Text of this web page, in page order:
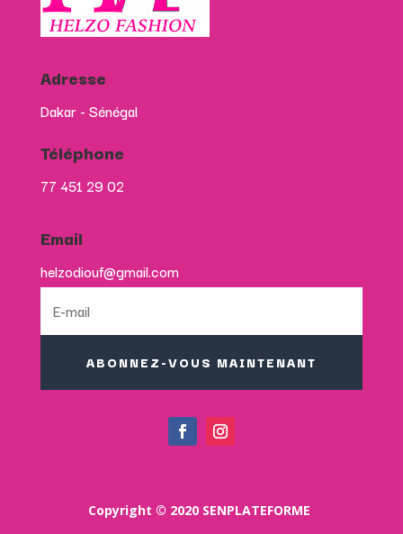
Adresse
Dakar - Sénégal
Téléphone
77 451 29 02
Email
helzodiouf@gmail.com
ABONNEZ-VOUS MAINTENANT
Copyright © 2020 SENPLATEFORME